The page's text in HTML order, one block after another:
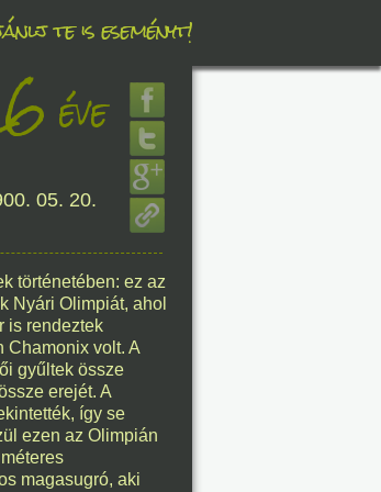
te is eseményt!
éve
05. 20.
történetében: ez az
Nyári Olimpiát, ahol
is rendeztek
Chamonix volt. A
gyűltek össze
erejét. A
így se
ezen az Olimpián
magasugró, aki